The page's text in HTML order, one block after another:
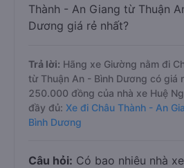
Thành - An Giang từ Thuận
Dương giá rẻ nhất?
Trả lời: Hãng xe Giường nằm đi
từ Thuận An - Bình Dương có giá
250.000 đồng của nhà xe Huệ
đầy đủ: Xe đi Châu Thành - An
Bình Dương
Câu hỏi: Có bao nhiêu nhà